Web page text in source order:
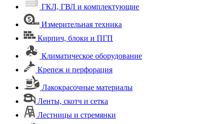
ГКЛ, ГВЛ и комплектующие
Измерительная техника
Кирпич, блоки и ПГП
Климатическое оборудование
Крепеж и перфорация
Лакокрасочные материалы
Ленты, скотч и сетка
Лестницы и стремянки